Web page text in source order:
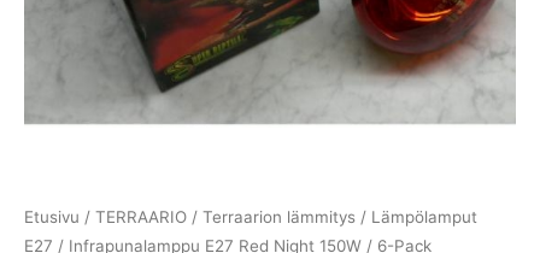
Etusivu / TERRAARIO / Terraarion lämmitys / Lämpölamput
E27 / Infrapunalamppu E27 Red Night 150W / 6-Pack